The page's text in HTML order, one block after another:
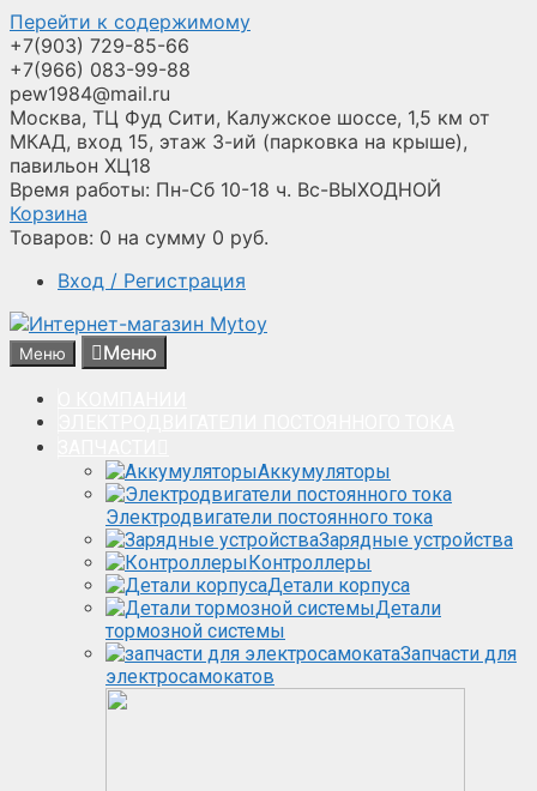
Перейти к содержимому
+7(903) 729-85-66
+7(966) 083-99-88
pew1984@mail.ru
Москва, ТЦ Фуд Сити, Калужское шоссе, 1,5 км от
МКАД, вход 15, этаж 3-ий (парковка на крыше),
павильон ХЦ18
Время работы: Пн-Сб 10-18 ч. Вс-ВЫХОДНОЙ
Корзина
Товаров: 0 на сумму 0 руб.
Вход / Регистрация
Меню Меню
Аккумуляторы
Электродвигатели постоянного тока
Зарядные устройства
Контроллеры
Детали корпуса
Детали
тормозной системы
Запчасти для
электросамокатов